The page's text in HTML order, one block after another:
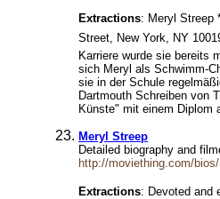
Extractions: Meryl Streep
Street, New York, NY
Karriere wurde sie bereits
sich Meryl als Schwimm-
sie in der Schule
Dartmouth Schreiben von
Künste" mit einem Diplom
Meryl Streep
Detailed biography and
http://moviething.com/
Extractions: Devoted and